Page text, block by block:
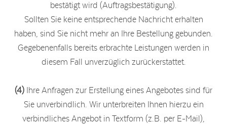
bestätigt wird (Auftragsbestätigung).
Sollten Sie keine entsprechende Nachricht erhalten
haben, sind Sie nicht mehr an Ihre Bestellung gebunden.
Gegebenenfalls bereits erbrachte Leistungen werden in
diesem Fall unverzüglich zurückerstattet.
(4) Ihre Anfragen zur Erstellung eines Angebotes sind für
Sie unverbindlich. Wir unterbreiten Ihnen hierzu ein
verbindliches Angebot in Textform (z.B. per E-Mail),